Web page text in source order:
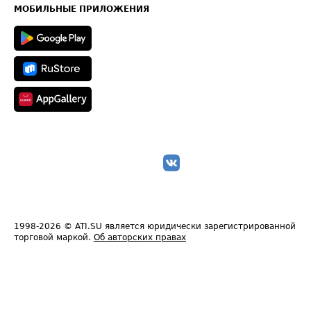
Техническая информация
МОБИЛЬНЫЕ ПРИЛОЖЕНИЯ
1998-2026 © ATI.SU является юридически зарегистрированной
торговой маркой. Об авторских правах